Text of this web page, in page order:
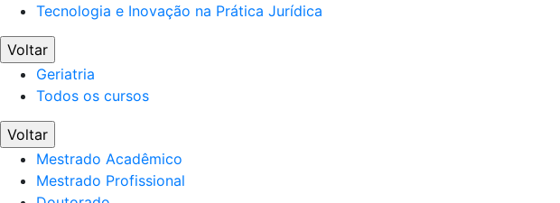
Tecnologia e Inovação na Prática Jurídica
Voltar
Geriatria
Todos os cursos
Voltar
Mestrado Acadêmico
Mestrado Profissional